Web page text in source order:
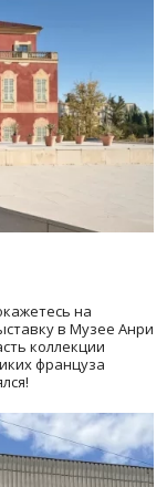
на
в Музее Анри
коллекции
француза